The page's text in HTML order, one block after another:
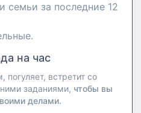
семьи за последние 12
на час
погуляет, встретит со
заданиями, чтобы вы
делами.